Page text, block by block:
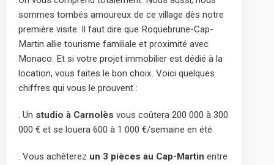
sommes tombés amoureux de ce village dès notre
première visite. Il faut dire que Roquebrune-Cap-
Martin allie tourisme familiale et proximité avec
Monaco. Et si votre projet immobilier est dédié à la
location, vous faites le bon choix. Voici quelques
chiffres qui vous le prouvent :
. Un studio à Carnolès vous coûtera 200 000 à 300
000 € et se louera 600 à 1 000 €/semaine en été.
. Vous achèterez un 3 pièces au Cap-Martin entre